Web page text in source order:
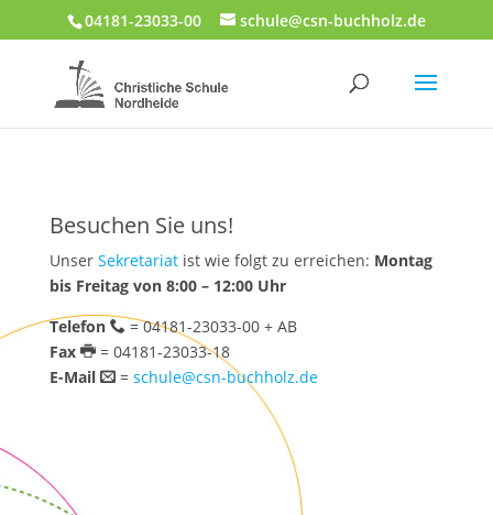
04181-23033-00 schule@csn-buchholz.de
Besuchen Sie uns!
Unser Sekretariatist wie folgt zu erreichen: Montag
bis Freitag von 8:00 – 12:00 Uhr
Telefon
= 04181-23033-00 + AB
Fax
= 04181-23033-18
E-Mail
= schule@csn-buchholz.de